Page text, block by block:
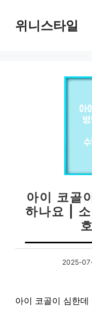
위니스타일
아이 코골
하나요 |
2025-
아이 코골이 심한